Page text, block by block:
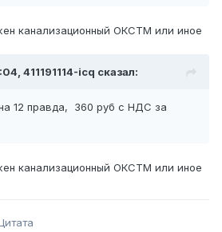
канализационный ОКСТМ или иное
411191114-icq сказал:
12 правда, 360 руб с НДС за
канализационный ОКСТМ или иное